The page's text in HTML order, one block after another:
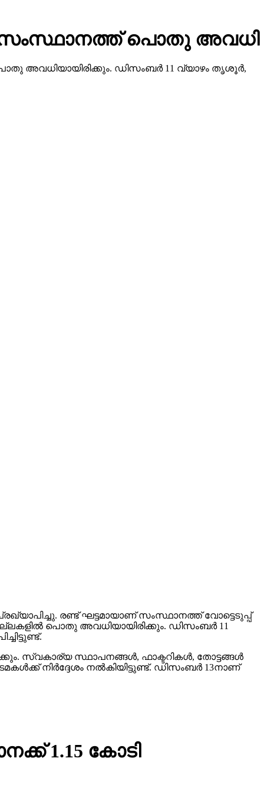
സംസ്ഥാനത്ത് പൊതു അവധി
അവധിയായിരിക്കും. ഡിസംബര്‍ 11 വ്യാഴം തൃശൂര്‍,
രണ്ട് ഘട്ടമായാണ് സംസ്ഥാനത്ത് വോട്ടെടുപ്പ്
പൊതു അവധിയായിരിക്കും. ഡിസംബര്‍ 11
സ്വകാര്യ സ്ഥാപനങ്ങള്‍, ഫാക്ടറികള്‍, തോട്ടങ്ങള്‍
നിര്‍ദ്ദേശം നല്‍കിയിട്ടുണ്ട്. ഡിസംബര്‍ 13നാണ്
1.15 കോടി